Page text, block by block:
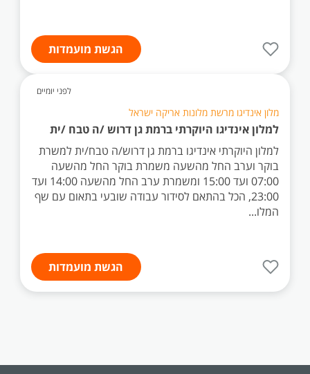
הגשת מועמדות
לפני יומיים
מלון אינדיגו מרשת מלונות אריקה ישראל
למלון אינדיגו היוקרתי ברמת גן דרוש /ה טבח /ית
למלון היוקרתי אינדיגו ברמת גן דרוש/ה טבח/ית למשרת
בוקר וערב החל מהשעה משמרת בוקר החל מהשעה
07:00 ועד 15:00 ומשמרת ערב החל מהשעה 14:00 ועד
23:00, הכל בהתאם לסידור עבודה שובעי בתאום עם שף
המלו...
הגשת מועמדות